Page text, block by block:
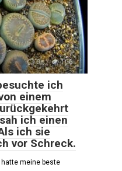
0 106
ich
einem
ich einen
ich sie
vor Schreck.
hatte meine beste